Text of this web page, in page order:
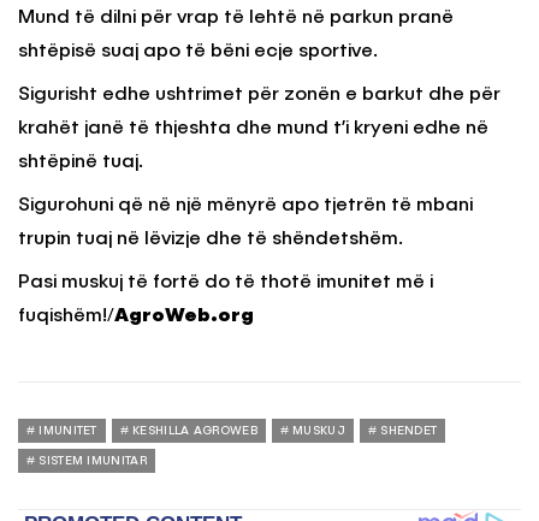
Mund të dilni për vrap të lehtë në parkun pranë
shtëpisë suaj apo të bëni ecje sportive.
Sigurisht edhe ushtrimet për zonën e barkut dhe për
krahët janë të thjeshta dhe mund t’i kryeni edhe në
shtëpinë tuaj.
Sigurohuni që në një mënyrë apo tjetrën të mbani
trupin tuaj në lëvizje dhe të shëndetshëm.
Pasi muskuj të fortë do të thotë imunitet më i
fuqishëm!/AgroWeb.org
IMUNITET KESHILLA AGROWEB MUSKUJ SHENDET
SISTEM IMUNITAR